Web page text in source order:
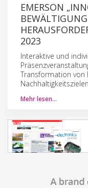
EMERSON
2023
Interaktive und
Transformation von
Mehr lesen…